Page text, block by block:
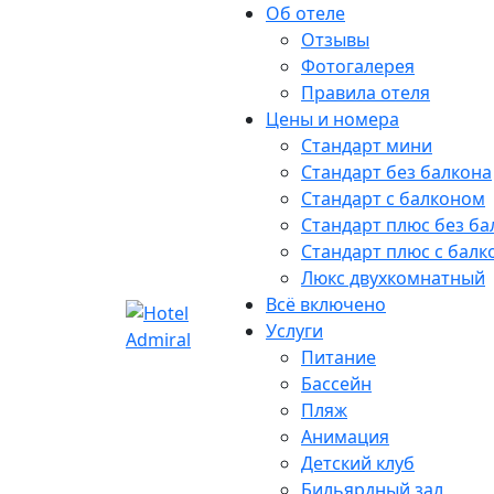
Об отеле
Отзывы
Фотогалерея
Правила отеля
Цены и номера
Стандарт мини
Стандарт без балкона
Стандарт с балконом
Стандарт плюс без
Стандарт плюс с
Люкс двухкомнатный
Всё включено
Услуги
Питание
Бассейн
Пляж
Анимация
Детский клуб